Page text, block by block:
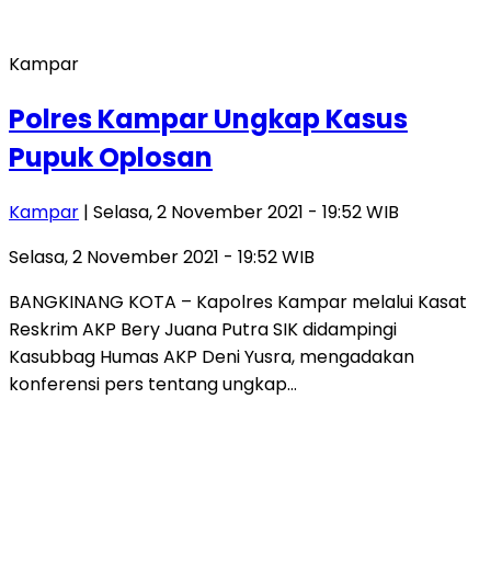
Kampar
Polres Kampar Ungkap Kasus
Pupuk Oplosan
Kampar | Selasa, 2 November 2021 - 19:52 WIB
Selasa, 2 November 2021 - 19:52 WIB
BANGKINANG KOTA – Kapolres Kampar melalui Kasat
Reskrim AKP Bery Juana Putra SIK didampingi
Kasubbag Humas AKP Deni Yusra, mengadakan
konferensi pers tentang ungkap…